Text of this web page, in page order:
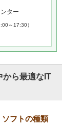
ター
～17:30）
から最適なIT
フトの種類